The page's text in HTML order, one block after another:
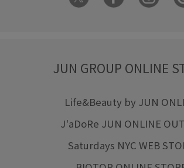
JUN GROUP ONLINE
Life&Beauty by JUN
J'aDoRe JUN ONLINE
Saturdays NYC WEB